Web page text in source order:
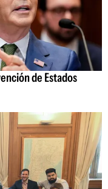
de Estados